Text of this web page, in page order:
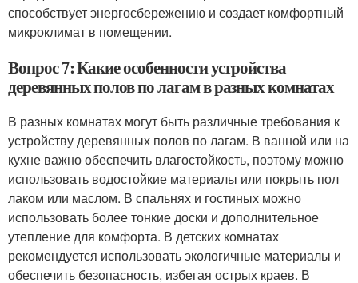
способствует энергосбережению и создает комфортный
микроклимат в помещении.
Вопрос 7: Какие особенности устройства
деревянных полов по лагам в разных комнатах
В разных комнатах могут быть различные требования к
устройству деревянных полов по лагам. В ванной или на
кухне важно обеспечить влагостойкость, поэтому можно
использовать водостойкие материалы или покрыть пол
лаком или маслом. В спальнях и гостиных можно
использовать более тонкие доски и дополнительное
утепление для комфорта. В детских комнатах
рекомендуется использовать экологичные материалы и
обеспечить безопасность, избегая острых краев. В